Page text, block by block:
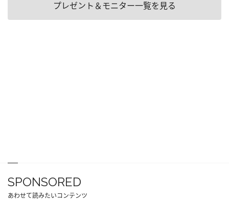
プレゼント＆モニター一覧を見る
SPONSORED
あわせて読みたいコンテンツ